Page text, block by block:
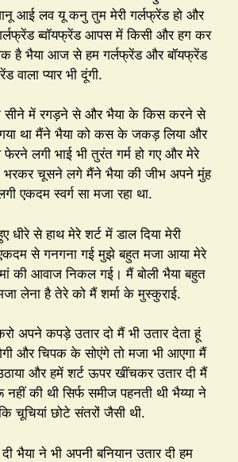
आई लव यू कनु तुम मेरी गर्लफ्रेंड हो और
ब्वॉयफ्रेंड आपस में किसी और हग कर
है भैया आज से हम गर्लफ्रेंड और बॉयफ्रेंड
प्यार भी दूंगी.
सीने में रगड़ने से और भैया के किस करने से
था मैंने भैया को कस के जकड़ लिया और
लगी भाई भी तुरंत गर्म हो गए और मेरे
भरकर चूसने लगे मैंने भैया की जीभ अपने मुंह
एकदम स्वर्ग सा मजा रहा था.
धीरे से हाथ मेरे शर्ट में डाल दिया मेरी
से गनगना गई मुझे बहुत मजा आया मेरे
की आवाज निकल गई। मैं बोली भैया बहुत
लेना है तेरे को मैं शर्मा के मुस्कुराई.
अपने कपड़े उतार दो मैं भी उतार देता हूं
और चिपक के सोएंगे तो मजा भी आएगा मैं
और हमें शर्ट ऊपर खींचकर उतार दी मैं
की थी सिर्फ समीज पहनती थी भैय्या ने
चूचियां छोटे संतरों जैसी थी.
भैया ने भी अपनी बनियान उतार दी हम